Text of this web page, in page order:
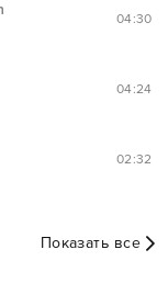
04:30
04:24
02:32
Показать все